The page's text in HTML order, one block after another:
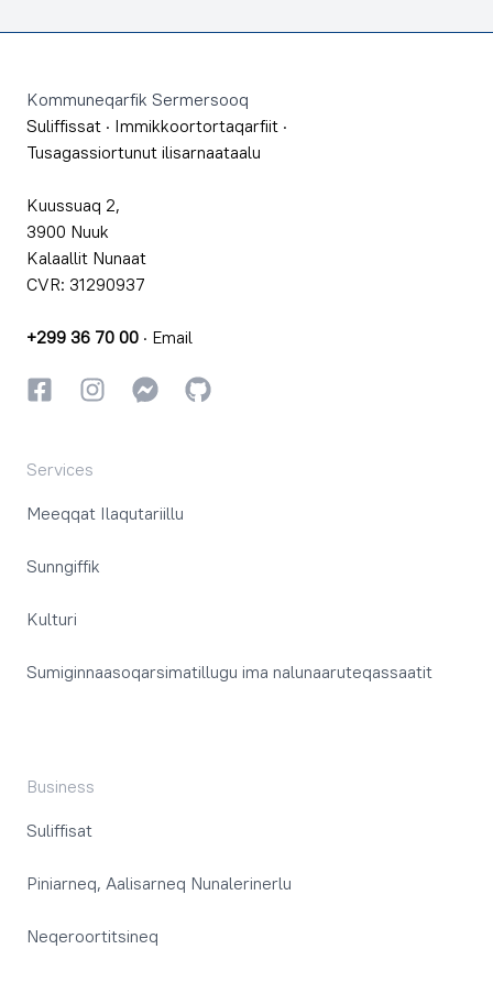
Kommuneqarfik Sermersooq
Suliffissat · Immikkoortortaqarfiit ·
Tusagassiortunut ilisarnaataalu
Kuussuaq 2,
3900 Nuuk
Kalaallit Nunaat
CVR: 31290937
+299 36 70 00 · Email
FacebookkiInstagrammiInstagrammi
GitHub
Services
Meeqqat Ilaqutariillu
Sunngiffik
Kulturi
Sumiginnaasoqarsimatillugu ima nalunaaruteqassaatit
Business
Suliffisat
Piniarneq, Aalisarneq Nunalerinerlu
Neqeroortitsineq